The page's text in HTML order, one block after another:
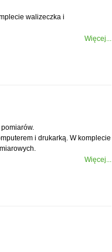
walizeczka i
Więcej...
i drukarką. W komplecie
Więcej...